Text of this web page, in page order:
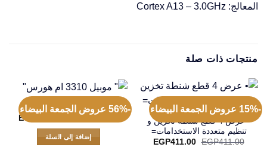
المعالج: Cortex A13 – 3.0GHz
منتجات ذات صلة
-15% عروض الجمعة البيضاء
• عرض 4 قطع شنطة تخزين و
تنظيم متعددة الاستخدامات=
EGP411.00
السعر EGP411.00
السعر
-56% عروض الجمعة البيضاء
” موبيل 3310 ام هورس”
الأصلي
هو:
EGP1,800.00.
EGP
إضافة إلى السلة